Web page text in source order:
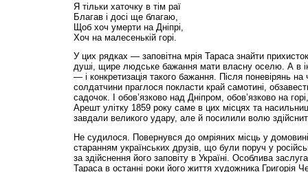
Я тільки хаточку в тім раї
Благав і досі ще благаю,
Щоб хоч умерти на Дніпрі,
Хоч на малесенькій горі.
У цих рядках — заповітна мрія Тараса знайти
душі, щире людське бажання мати власну оселю. А в
— і конкретизація такого бажання. Після поневірянь на
солдатчини праглося покласти край самотині,
садочок. І обов’язково над Дніпром, обов’язково на
Арешт улітку 1859 року саме в цих місцях та
завдали великого удару, але й посилили волю
Не судилося. Повернувся до омріяних місць у
старанням українських друзів, що були поруч у
за здійснення його заповіту в Україні. Особлива
Тараса в останні роки його життя художника Григорія